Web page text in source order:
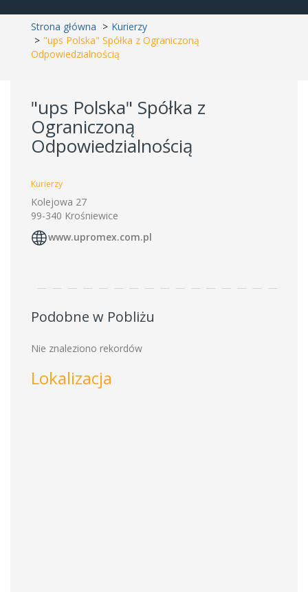
Strona główna
Kurierzy
"ups Polska" Spółka z Ograniczoną
Odpowiedzialnością
"ups Polska" Spółka z
Ograniczoną
Odpowiedzialnością
Kurierzy
Kolejowa 27
99-340 Krośniewice
www.upromex.com.pl
Podobne w Pobliżu
Nie znaleziono rekordów
Lokalizacja